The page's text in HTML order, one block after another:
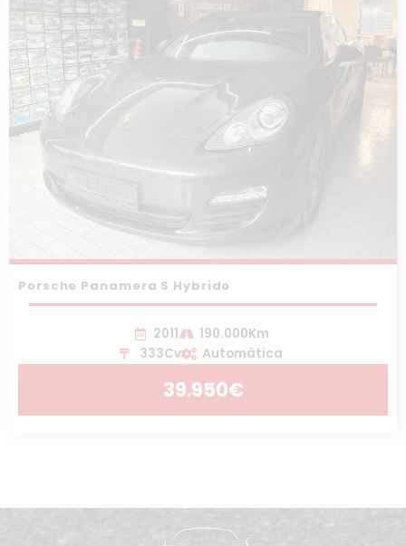
Porsche Panamera S Hybrido
2011
190.000Km
333Cv
Automática
39.950€